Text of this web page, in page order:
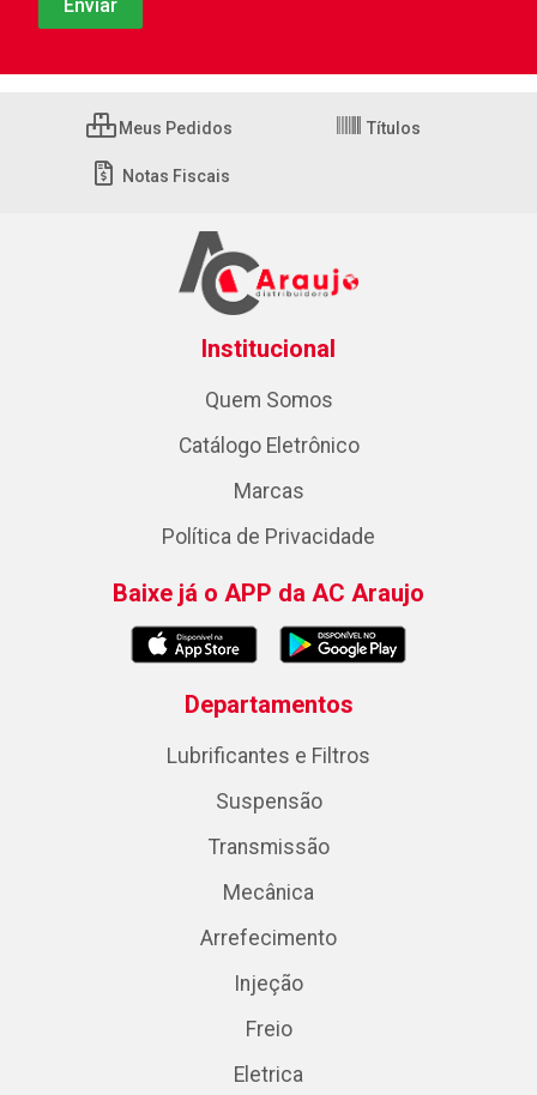
Meus Pedidos Títulos
Notas Fiscais
Institucional
Quem Somos
Catálogo Eletrônico
Marcas
Política de Privacidade
Baixe já o APP da AC Araujo
Departamentos
Lubrificantes e Filtros
Suspensão
Transmissão
Mecânica
Arrefecimento
Injeção
Freio
Eletrica